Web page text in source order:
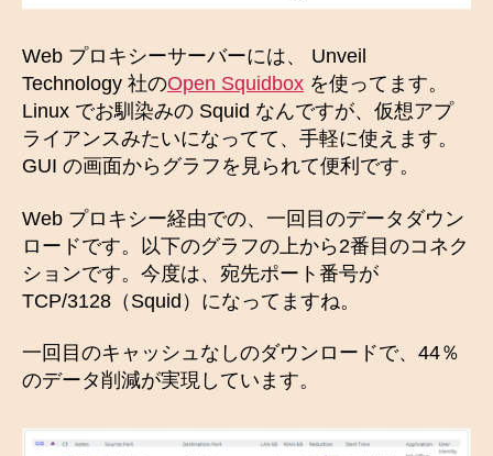
Web プロキシーサーバーには、 Unveil
Technology 社のOpen Squidbox を使ってます。
Linux でお馴染みの Squid なんですが、仮想アプ
ライアンスみたいになってて、手軽に使えます。
GUI の画面からグラフを見られて便利です。
Web プロキシー経由での、一回目のデータダウン
ロードです。以下のグラフの上から2番目のコネク
ションです。今度は、宛先ポート番号が
TCP/3128（Squid）になってますね。
一回目のキャッシュなしのダウンロードで、44％
のデータ削減が実現しています。